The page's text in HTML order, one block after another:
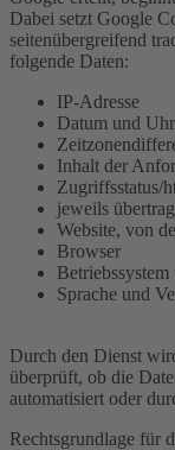
Dabei setzt Google
seitenübergreifend
folgende Daten:
IP-Adresse
Datum und
Inhalt der
Zugriffsstatus/
jeweils
Website, von
Browser
Sprache und
Durch den Dienst
überprüft, ob die
automatisiert oder
Rechtsgrundlage für